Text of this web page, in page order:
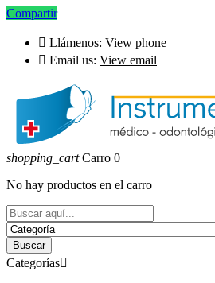
Compartir
 Llámenos: View phone
 Email us: View email
shopping_cart Carro 0
No hay productos en el carro
Buscar
Categorías